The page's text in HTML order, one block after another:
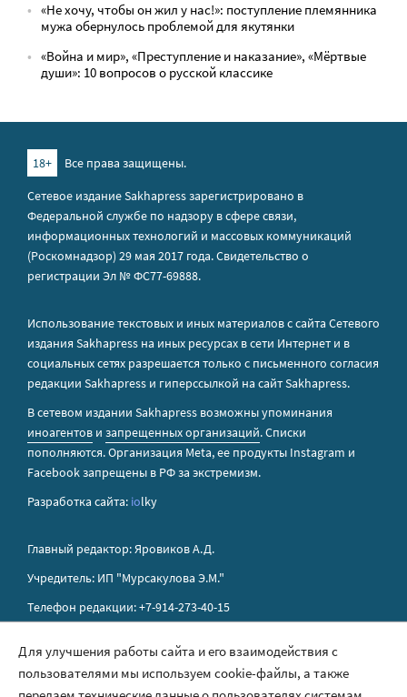
«Не хочу, чтобы он жил у нас!»: поступление племянника
мужа обернулось проблемой для якутянки
«Война и мир», «Преступление и наказание», «Мёртвые
души»: 10 вопросов о русской классике
18+
Все права защищены.
Сетевое издание Sakhapress зарегистрировано в
Федеральной службе по надзору в сфере связи,
информационных технологий и массовых коммуникаций
(Роскомнадзор) 29 мая 2017 года. Свидетельство о
регистрации Эл № ФС77-69888.
Использование текстовых и иных материалов с сайта Сетевого
издания Sakhapress на иных ресурсах в сети Интернет и в
социальных сетях разрешается только с письменного согласия
редакции Sakhapress и гиперссылкой на сайт Sakhapress.
В сетевом издании Sakhapress возможны упоминания
иноагентов и запрещенных организаций. Списки
пополняются. Организация Metа, ее продукты Instagram и
Facebook запрещены в РФ за экстремизм.
Разработка сайта: iolky
Главный редактор: Яровиков А.Д.
Учредитель: ИП "Мурсакулова Э.М."
Телефон редакции: +7-914-273-40-15
Правила сайта
Для улучшения работы сайта и его взаимодействия с
пользователями мы используем cookie-файлы, а также